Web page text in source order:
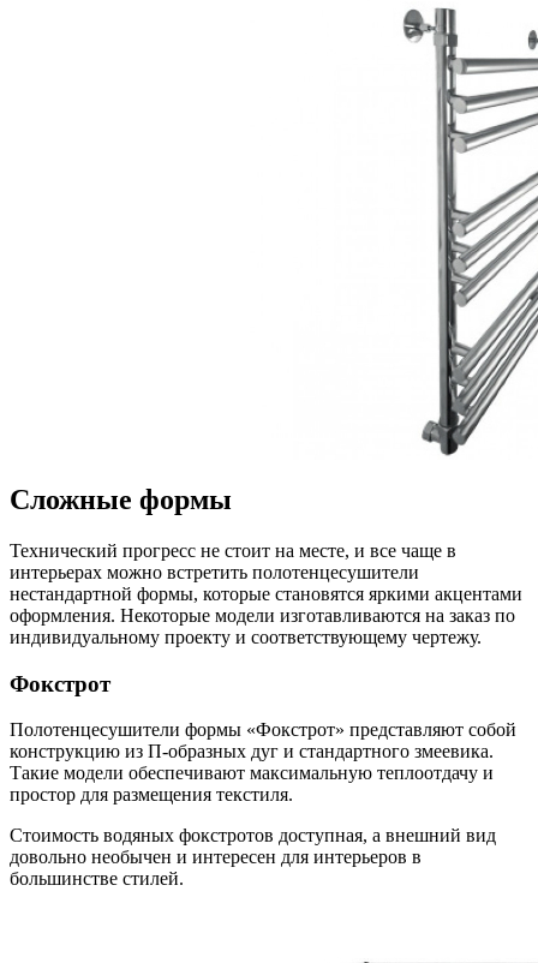
Сложные формы
Технический прогресс не стоит на месте, и все чаще в
интерьерах можно встретить полотенцесушители
нестандартной формы, которые становятся яркими акцентами
оформления. Некоторые модели изготавливаются на заказ по
индивидуальному проекту и соответствующему чертежу.
Фокстрот
Полотенцесушители формы «Фокстрот» представляют собой
конструкцию из П-образных дуг и стандартного змеевика.
Такие модели обеспечивают максимальную теплоотдачу и
простор для размещения текстиля.
Стоимость водяных фокстротов доступная, а внешний вид
довольно необычен и интересен для интерьеров в
большинстве стилей.